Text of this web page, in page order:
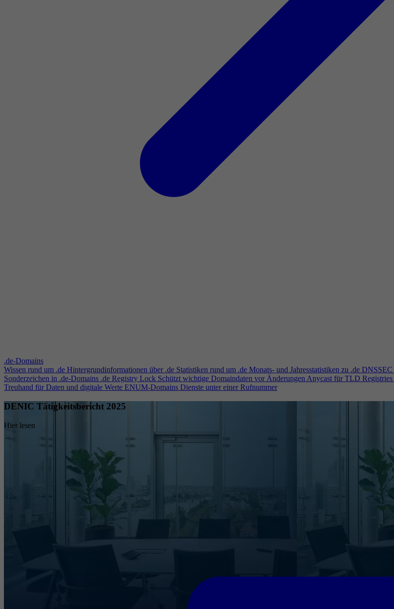
.de-Domains
Wissen rund um .de Hintergrundinformationen über .de Statistiken rund um .de Monats- und Jahresstatistiken zu .de DNSSEC
Sonderzeichen in .de-Domains .de Registry Lock Schützt wichtige Domaindaten vor ÄnderungenAnycast für TLD Registries
Treuhand für Daten und digitale Werte ENUM-Domains Dienste unter einer Rufnummer
DENIC Tätigkeitsbericht 2025
Hier lesen